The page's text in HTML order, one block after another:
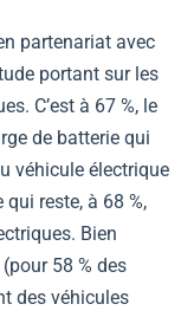
partenariat avec
portant sur les
C’est à 67 %, le
de batterie qui
véhicule électrique
reste, à 68 %,
Bien
58 % des
des véhicules